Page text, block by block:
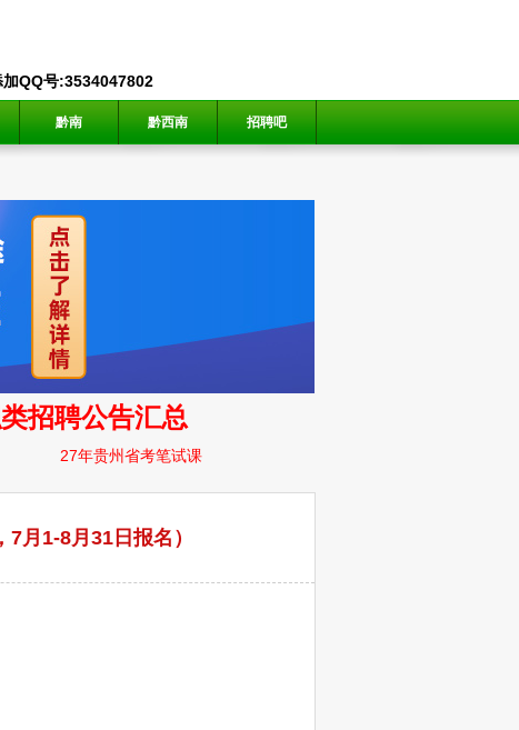
QQ号:3534047802
黔南 黔西南 招聘吧
月1-8月31日报名）